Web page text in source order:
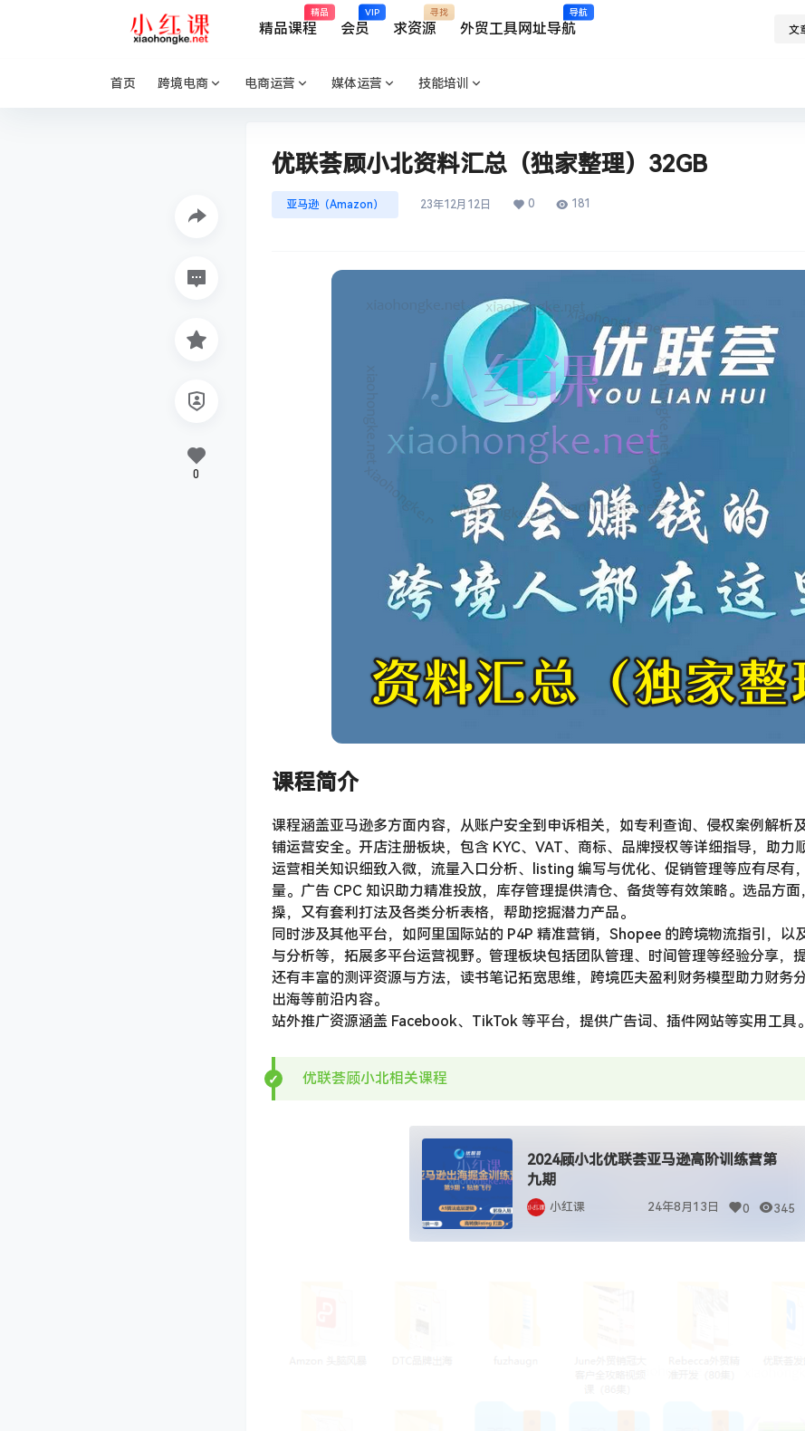
精品课程
精品
会员
VIP
求资源
寻找
外贸工具网址导航
导航
文
首页 跨境电商 电商运营 媒体运营 技能培训
优联荟顾小北资料汇总（独家整理）32GB
亚马逊（Amazon） 23年12月12日 0 181
课程简介
课程涵盖亚马逊多方面内容，从账户安全到申诉相关，如专利查询、侵权案例解析
铺运营安全。开店注册板块，包含 KYC、VAT、商标、品牌授权等详细指导，助力
运营相关知识细致入微，流量入口分析、listing 编写与优化、促销管理等应有尽有
量。广告 CPC 知识助力精准投放，库存管理提供清仓、备货等有效策略。选品方
操，又有套利打法及各类分析表格，帮助挖掘潜力产品。
同时涉及其他平台，如阿里国际站的 P4P 精准营销，Shopee 的跨境物流指引，以
与分析等，拓展多平台运营视野。管理板块包括团队管理、时间管理等经验分享，
还有丰富的测评资源与方法，读书笔记拓宽思维，跨境匹夫盈利财务模型助力财务
出海等前沿内容。
站外推广资源涵盖 Facebook、TikTok 等平台，提供广告词、插件网站等实用工具。
优联荟顾小北相关课程
2024顾小北优联荟亚马逊高阶训练营第
九期
小红课 24年8月13日 0 345
0